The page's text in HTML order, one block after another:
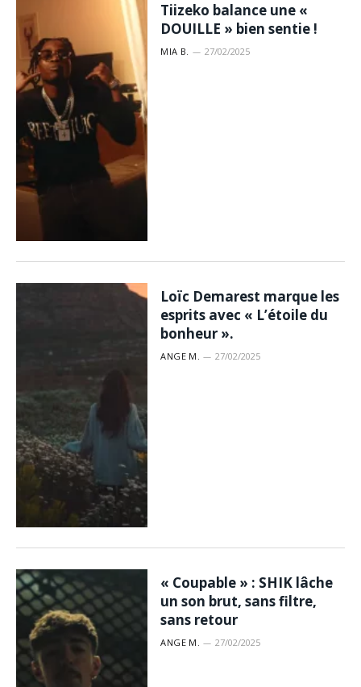
Tiizeko balance une «
DOUILLE » bien sentie !
MIA B. 27/02/2025
Loïc Demarest marque les
esprits avec « L’étoile du
bonheur ».
ANGE M. 27/02/2025
« Coupable » : SHIK lâche
un son brut, sans filtre,
sans retour
ANGE M. 27/02/2025